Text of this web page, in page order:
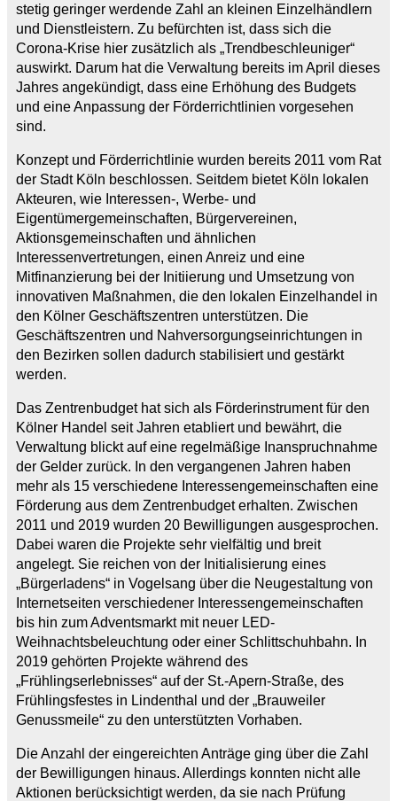
stetig geringer werdende Zahl an kleinen Einzelhändlern
und Dienstleistern. Zu befürchten ist, dass sich die
Corona-Krise hier zusätzlich als „Trendbeschleuniger“
auswirkt. Darum hat die Verwaltung bereits im April dieses
Jahres angekündigt, dass eine Erhöhung des Budgets
und eine Anpassung der Förderrichtlinien vorgesehen
sind.
Konzept und Förderrichtlinie wurden bereits 2011 vom Rat
der Stadt Köln beschlossen. Seitdem bietet Köln lokalen
Akteuren, wie Interessen-, Werbe- und
Eigentümergemeinschaften, Bürgervereinen,
Aktionsgemeinschaften und ähnlichen
Interessenvertretungen, einen Anreiz und eine
Mitfinanzierung bei der Initiierung und Umsetzung von
innovativen Maßnahmen, die den lokalen Einzelhandel in
den Kölner Geschäftszentren unterstützen. Die
Geschäftszentren und Nahversorgungseinrichtungen in
den Bezirken sollen dadurch stabilisiert und gestärkt
werden.
Das Zentrenbudget hat sich als Förderinstrument für den
Kölner Handel seit Jahren etabliert und bewährt, die
Verwaltung blickt auf eine regelmäßige Inanspruchnahme
der Gelder zurück. In den vergangenen Jahren haben
mehr als 15 verschiedene Interessengemeinschaften eine
Förderung aus dem Zentrenbudget erhalten. Zwischen
2011 und 2019 wurden 20 Bewilligungen ausgesprochen.
Dabei waren die Projekte sehr vielfältig und breit
angelegt. Sie reichen von der Initialisierung eines
„Bürgerladens“ in Vogelsang über die Neugestaltung von
Internetseiten verschiedener Interessengemeinschaften
bis hin zum Adventsmarkt mit neuer LED-
Weihnachtsbeleuchtung oder einer Schlittschuhbahn. In
2019 gehörten Projekte während des
„Frühlingserlebnisses“ auf der St.-Apern-Straße, des
Frühlingsfestes in Lindenthal und der „Brauweiler
Genussmeile“ zu den unterstützten Vorhaben.
Die Anzahl der eingereichten Anträge ging über die Zahl
der Bewilligungen hinaus. Allerdings konnten nicht alle
Aktionen berücksichtigt werden, da sie nach Prüfung